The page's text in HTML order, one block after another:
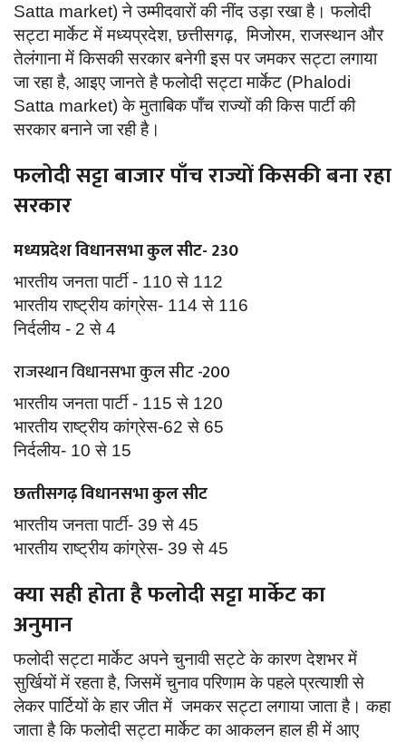
Satta market) ने उम्मीदवारों की नींद उड़ा रखा है। फलोदी
सट्टा मार्केट में मध्यप्रदेश, छत्तीसगढ़, मिजोरम, राजस्थान और
तेलंगाना में किसकी सरकार बनेगी इस पर जमकर सट्टा लगाया
जा रहा है, आइए जानते है फलोदी सट्टा मार्केट (Phalodi
Satta market) के मुताबिक पाँच राज्यों की किस पार्टी की
सरकार बनाने जा रही है।
फलोदी सट्टा बाजार पाँच राज्यों किसकी बना रहा
सरकार
मध्यप्रदेश विधानसभा कुल सीट- 230
भारतीय जनता पार्टी - 110 से 112
भारतीय राष्ट्रीय कांग्रेस- 114 से 116
निर्दलीय - 2 से 4
राजस्थान विधानसभा कुल सीट -200
भारतीय जनता पार्टी - 115 से 120
भारतीय राष्ट्रीय कांग्रेस-62 से 65
निर्दलीय- 10 से 15
छत्‍तीसगढ़ विधानसभा कुल सीट
भारतीय जनता पार्टी- 39 से 45
भारतीय राष्ट्रीय कांग्रेस- 39 से 45
क्या सही होता है फलोदी सट्टा मार्केट का
अनुमान
फलोदी सट्टा मार्केट अपने चुनावी सट्टे के कारण देशभर में
सुर्खियों में रहता है, जिसमें चुनाव परिणाम के पहले प्रत्याशी से
लेकर पार्टियों के हार जीत में जमकर सट्टा लगाया जाता है। कहा
जाता है कि फलोदी सट्टा मार्केट का आकलन हाल ही में आए